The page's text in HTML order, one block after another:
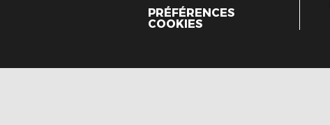
PRÉFÉRENCES
COOKIES